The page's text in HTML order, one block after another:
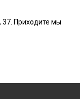
610010002676
37. Приходите мы